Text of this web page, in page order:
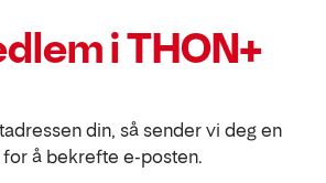
i THON+
din, så sender vi deg en
for å bekrefte e-posten.